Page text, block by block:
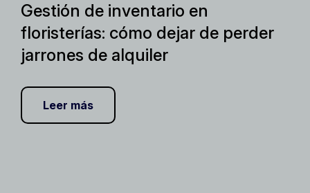
Gestión de inventario en
floristerías: cómo dejar de perder
jarrones de alquiler
Leer más